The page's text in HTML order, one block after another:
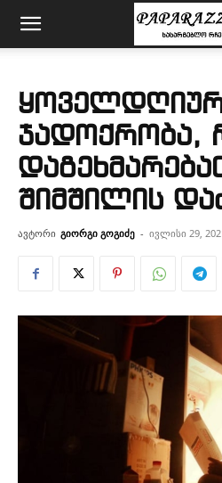
ჯადოქრობა,
შიმშილის
ავტორი გიორგი გოგიძე - ივლისი 29,